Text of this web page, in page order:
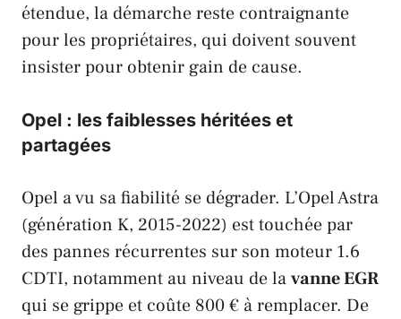
étendue, la démarche reste contraignante
pour les propriétaires, qui doivent souvent
insister pour obtenir gain de cause.
Opel : les faiblesses héritées et
partagées
Opel a vu sa fiabilité se dégrader. L’Opel Astra
(génération K, 2015-2022) est touchée par
des pannes récurrentes sur son moteur 1.6
CDTI, notamment au niveau de lavanne EGR
qui se grippe et coûte 800 € à remplacer. De